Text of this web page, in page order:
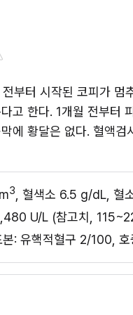
부터 시작된 코피가 멈
다고 한다. 1개월 전부
에 황달은 없다. 혈액
3 , 혈색소 6.5 g/dL,
U/L (참고치,
: 유핵적혈구 2/100,